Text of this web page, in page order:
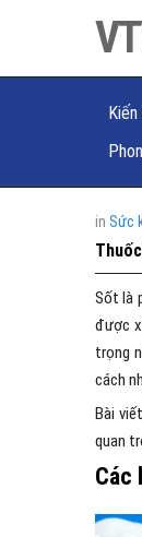
in Sức
Sốt là
được
trọng
cách
Bài
quan
Các